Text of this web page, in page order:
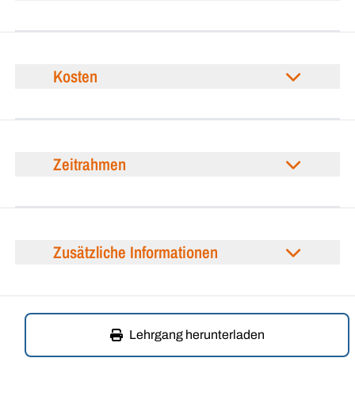
Kosten
Zeitrahmen
Zusätzliche Informationen
Lehrgang herunterladen